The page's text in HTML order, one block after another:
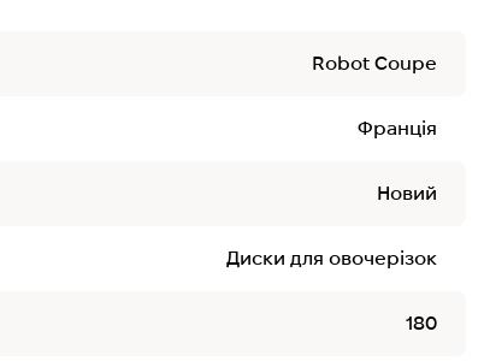
Robot Coupe
Франція
Новий
Диски для овочерізок
180